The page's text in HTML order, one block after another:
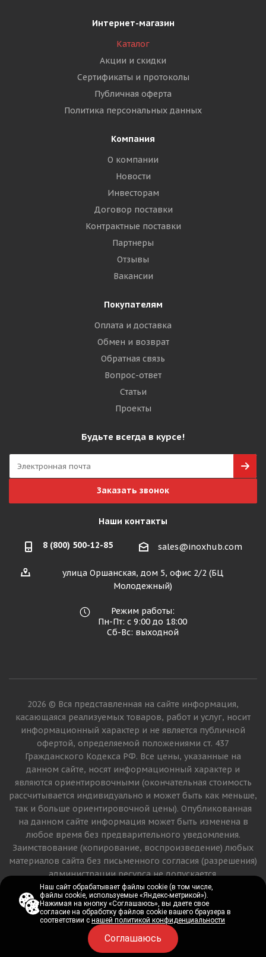
Интернет-магазин
Каталог
Акции и скидки
Сертификаты и протоколы
Публичная оферта
Политика персональных данных
Компания
О компании
Новости
Инвесторам
Договор поставки
Контрактные поставки
Партнеры
Отзывы
Вакансии
Покупателям
Оплата и доставка
Обмен и возврат
Обратная связь
Вопрос-ответ
Статьи
Проекты
Будьте всегда в курсе!
Заказать звонок
Наши контакты
8 (800) 500-12-85 sales@inoxhub.com
улица Оршанская, дом 5, офис 2/2 (БЦ
Молодежный)
Режим работы:
Пн-Пт: с 9:00 до 18:00
Сб-Вс: выходной
2026 © Вся представленная на сайте информация,
касающаяся реализуемых товаров, работ и услуг, носит
информационный характер и не является публичной
офертой, определяемой положениями ст. 437
Гражданского Кодекса РФ. Все цены, указанные на
данном сайте, носят информационный характер и
являются ориентировочными (окончательная стоимость
рассчитывается индивидуально и может быть как меньше,
так и больше ориентировочной цены). Опубликованная
на данном сайте информация может быть изменена в
любое время без предварительного уведомления.
Заимствование (копирование, воспроизведение) любых
материалов сайта без письменного согласия (разрешения)
администрации ресурса не допускается.
Версия для печати
Наш сайт обрабатывает файлы cookie (в том числе,
файлы cookie, используемые «Яндекс-метрикой»).
Нажимая на кнопку «Соглашаюсь», вы даете свое
согласие на обработку файлов cookie вашего браузера в
соответствии снашей политикой конфиденциальности
Соглашаюсь
Наш сайт обрабатывает файлы cookie (в том числе,
файлы cookie, используемые «Яндекс-метрикой»).
Нажимая на кнопку «Соглашаюсь», вы даете свое
согласие на обработку файлов cookie вашего браузера в
соответствии снашей политикой конфиденциальности
Соглашаюсь